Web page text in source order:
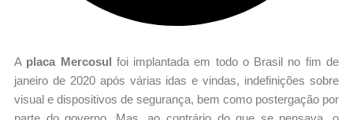
A placa Mercosul foi implantada em todo o Brasil no fim de
janeiro de 2020 após várias idas e vindas, indefinições sobre
visual e dispositivos de segurança, bem como postergação por